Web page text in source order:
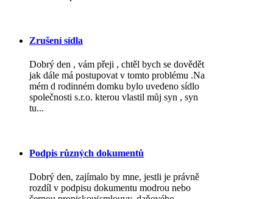
Zrušení sídla
Dobrý den , vám přeji , chtěl bych se dovědět
jak dále má postupovat v tomto problému .Na
mém d rodinném domku bylo uvedeno sídlo
společnosti s.r.o. kterou vlastil můj syn , syn
tu...
Podpis různých dokumentů
Dobrý den, zajímalo by mne, jestli je právně
rozdíl v podpisu dokumentu modrou nebo